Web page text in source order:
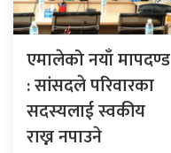
एमालेको नयाँ मापदण्ड
: सांसदले परिवारका
सदस्यलाई स्वकीय
राख्न नपाउने